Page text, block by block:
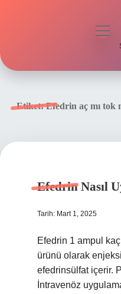
Etiket:Efedrin aç mı tok
Efedrin Nasıl
Tarih: Mart 1, 2025
Efedrin 1 ampul
ürünü olarak
efedrinsülfat içerir.
İntravenöz